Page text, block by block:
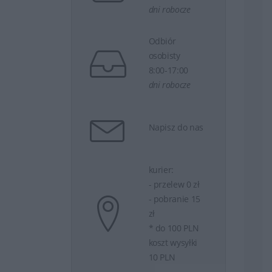
dni robocze
Odbiór
osobisty
8:00-17:00
dni robocze
Napisz do nas
kurier:
- przelew 0 zł
- pobranie 15
zł
* do 100 PLN
koszt wysyłki
10 PLN